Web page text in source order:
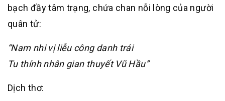
bạch đầy tâm trạng, chứa chan nỗi lòng của người
quân tử:
“Nam nhi vị liễu công danh trái
Tu thính nhân gian thuyết Vũ Hầu”
Dịch thơ: